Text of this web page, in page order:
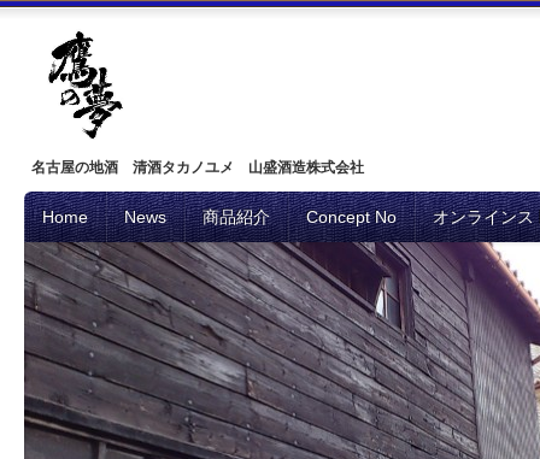
名古屋の地酒 清酒タカノユメ 山盛酒造株式会社
Home News 商品紹介 Concept No オンラインス